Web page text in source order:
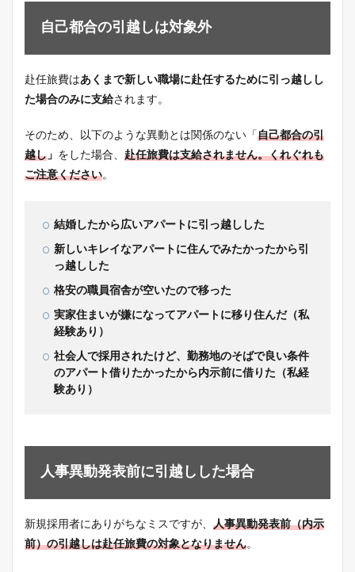
自己都合の引越しは対象外
赴任旅費はあくまで新しい職場に赴任するために引っ越しし
た場合のみに支給されます。
そのため、以下のような異動とは関係のない「 自己都合の引
越し 」 をした場合、 赴任旅費は支給されません。くれぐれも
ご注意ください。
結婚したから広いアパートに引っ越しした
新しいキレイなアパートに住んでみたかったから引
っ越しした
格安の職員宿舎が空いたので移った
実家住まいが嫌になってアパートに移り住んだ（私
経験あり）
社会人で採用されたけど、勤務地のそばで良い条件
のアパート借りたかったから内示前に借りた（私経
験あり）
人事異動発表前に引越しした場合
新規採用者にありがちなミスですが、 人事異動発表前（内示
前）の引越しは赴任旅費の対象となりません。